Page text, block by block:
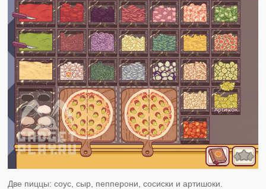
Две пиццы: соус, сыр, пепперони, сосиски и артишоки.